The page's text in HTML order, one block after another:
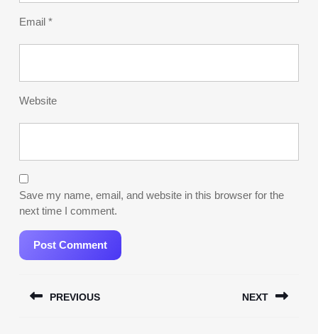
Email *
Website
Save my name, email, and website in this browser for the
next time I comment.
navigation
PREVIOUS NEXT